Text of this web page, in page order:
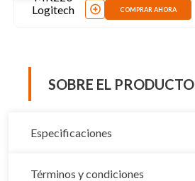
COMPRAR AHORA
SOBRE EL PRODUCTO
Especificaciones
Términos y condiciones